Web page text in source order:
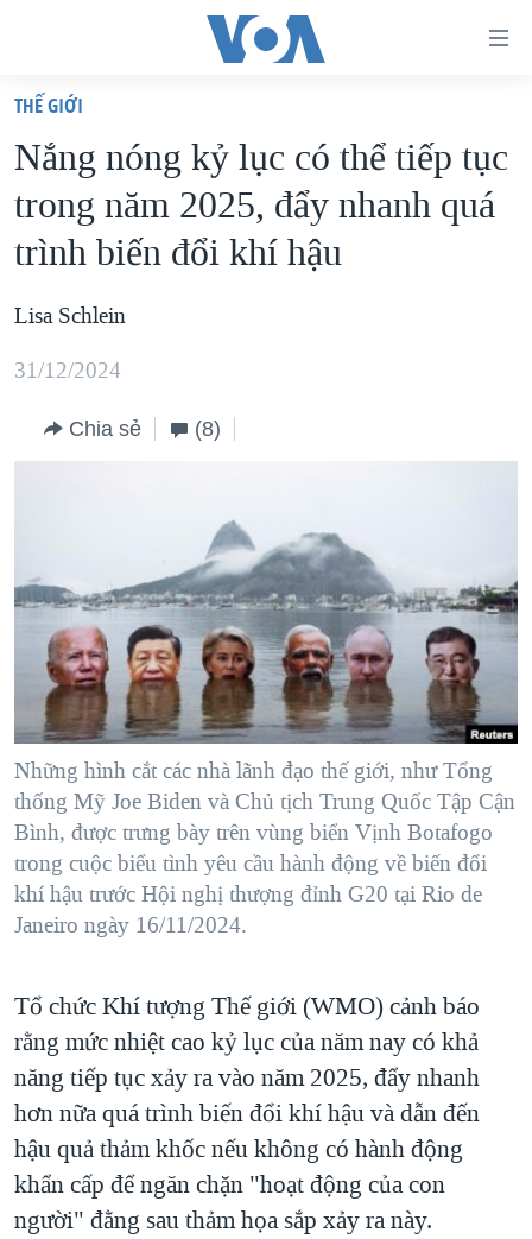
truy
cập
Tới
nội
chính
điều
hướng
chính
VIỆT NAM
HOA KỲ
BIỂN ĐÔNG
THẾ GIỚI
DIỄN ĐÀN
MỤC
NGƯỜI VIỆT HẢI NGOẠI
ĐỜI SỐNG
KINH TẾ
KHOA HỌC
SỨC KHOẺ
VĂN HOÁ
THỂ THAO
GIÁO DỤC
CHUYÊN ĐỀ
HÀNH TRÌNH BẦU CỬ 2024
MỘT NĂM CHIẾN TRANH TẠI DẢI GAZA
GIẢI MÃ VÀNH ĐAI & CON ĐƯỜNG
NGÀY TỊ NẠN THẾ GIỚI
GROUND ZERO – XƯA VÀ NAY
CHI PHÍ CHIẾN TRANH AFGHANISTAN
CÁC GIÁ TRỊ CỘNG HÒA Ở VIỆT NAM
THƯỢNG ĐỈNH TRUMP-KIM TẠI VIỆT NAM
NGƯ DÂN VIỆT VÀ LÀN SÓNG TRỘM HẢI SÂM
BÊN KIA QUỐC LỘ: TIẾNG VỌNG TỪ NÔNG THÔN MỸ
QUAN HỆ VIỆT MỸ
NGHE
MẠNG XÃ HỘI
Ngôn ngữ khác
THẾ GIỚI
Nắng nóng kỷ lục có thể tiếp tục
trong năm 2025, đẩy nhanh quá
trình biến đổi khí hậu
Lisa Schlein
31/12/2024
Chia sẻ (8)
Những hình cắt các nhà lãnh đạo thế giới, như Tổng
thống Mỹ Joe Biden và Chủ tịch Trung Quốc Tập Cận
Bình, được trưng bày trên vùng biển Vịnh Botafogo
trong cuộc biểu tình yêu cầu hành động về biến đổi
khí hậu trước Hội nghị thượng đỉnh G20 tại Rio de
Janeiro ngày 16/11/2024.
Tổ chức Khí tượng Thế giới (WMO) cảnh báo
rằng mức nhiệt cao kỷ lục của năm nay có khả
năng tiếp tục xảy ra vào năm 2025, đẩy nhanh
hơn nữa quá trình biến đổi khí hậu và dẫn đến
hậu quả thảm khốc nếu không có hành động
khẩn cấp để ngăn chặn "hoạt động của con
người" đằng sau thảm họa sắp xảy ra này.